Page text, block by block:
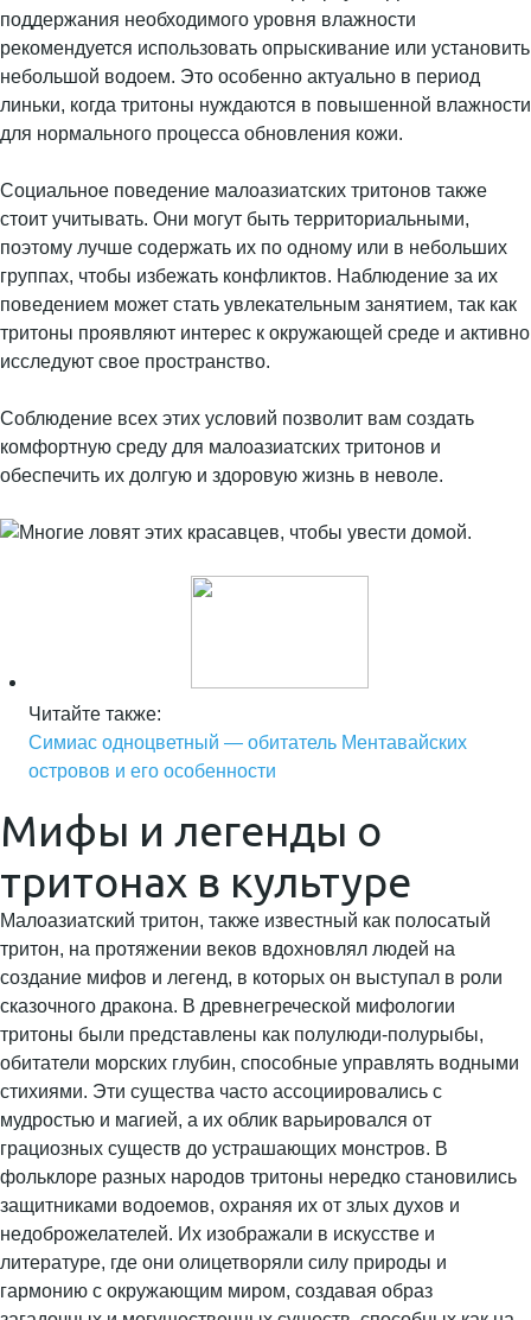
поддержания необходимого уровня влажности
рекомендуется использовать опрыскивание или установить
небольшой водоем. Это особенно актуально в период
линьки, когда тритоны нуждаются в повышенной влажности
для нормального процесса обновления кожи.
Социальное поведение малоазиатских тритонов также
стоит учитывать. Они могут быть территориальными,
поэтому лучше содержать их по одному или в небольших
группах, чтобы избежать конфликтов. Наблюдение за их
поведением может стать увлекательным занятием, так как
тритоны проявляют интерес к окружающей среде и активно
исследуют свое пространство.
Соблюдение всех этих условий позволит вам создать
комфортную среду для малоазиатских тритонов и
обеспечить их долгую и здоровую жизнь в неволе.
Читайте также:
Симиас одноцветный — обитатель Ментавайских
островов и его особенности
Мифы и легенды о
тритонах в культуре
Малоазиатский тритон, также известный как полосатый
тритон, на протяжении веков вдохновлял людей на
создание мифов и легенд, в которых он выступал в роли
сказочного дракона. В древнегреческой мифологии
тритоны были представлены как полулюди-полурыбы,
обитатели морских глубин, способные управлять водными
стихиями. Эти существа часто ассоциировались с
мудростью и магией, а их облик варьировался от
грациозных существ до устрашающих монстров. В
фольклоре разных народов тритоны нередко становились
защитниками водоемов, охраняя их от злых духов и
недоброжелателей. Их изображали в искусстве и
литературе, где они олицетворяли силу природы и
гармонию с окружающим миром, создавая образ